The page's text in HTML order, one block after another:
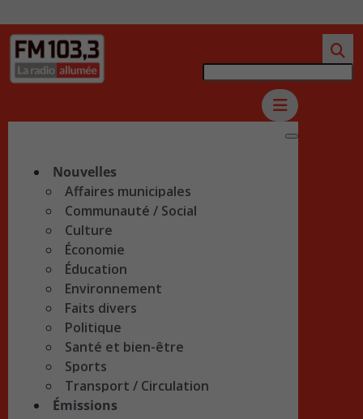
Nouvelles
Affaires municipales
Communauté / Social
Culture
Économie
Éducation
Environnement
Faits divers
Politique
Santé et bien-être
Sports
Transport / Circulation
Émissions